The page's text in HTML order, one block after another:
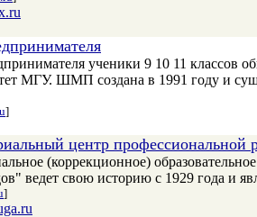
ученики 9 10 11 классов
МГУ. ШМП создана в 1991 году и
]
центр профессиональной
(коррекционное)
ведет свою историю с 1929 года и
]